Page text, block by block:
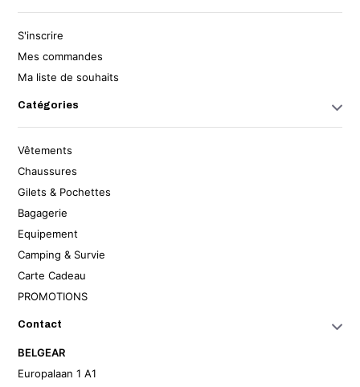
S'inscrire
Mes commandes
Ma liste de souhaits
Catégories
Vêtements
Chaussures
Gilets & Pochettes
Bagagerie
Equipement
Camping & Survie
Carte Cadeau
PROMOTIONS
Contact
BELGEAR
Europalaan 1 A1